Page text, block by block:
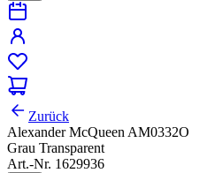
Zurück
Alexander McQueen AM0332O
Grau Transparent
Art.-Nr. 1629936